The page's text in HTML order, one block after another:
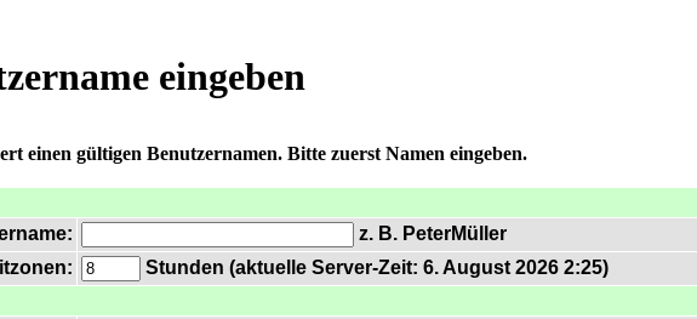
eingeben
einen gültigen Benutzernamen. Bitte zuerst Namen eingeben.
z. B. PeterMüller
Stunden (aktuelle Server-Zeit: 6. August 2026 2:25)